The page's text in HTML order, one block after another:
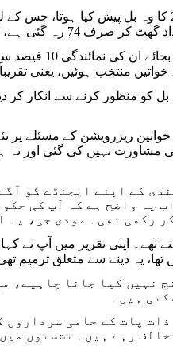
اگر آپ نے ریزرویشن کے مسئلے پر زور نہ دیا ہوتا اور
کو منظور کرنے سے انکار کر
کے درمیان گزشتہ 16 اپریل کو آپ نے خواتین
مشاورت نہیں کی گئی اور نہ
حد بندی کے اپنے ایجنڈے
یہ واضح ہے کہ آپ کی
رکھی تھی۔ مودی جی، یہ
میں نشستوں کی تعداد بڑھا کر 850 کرنا چاہتے
نہیں کیا جانا چاہیے،
ہیں۔
پات کے حامی
رہے ہیں۔ نشستوں